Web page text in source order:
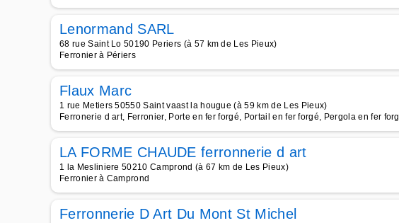
Lenormand SARL
68 rue Saint Lo 50190 Periers (à 57 km de Les Pieux)
Ferronier à Périers
Flaux Marc
1 rue Metiers 50550 Saint vaast la hougue (à 59 km de Les Pieux)
Ferronerie d art, Ferronier, Porte en fer forgé, Portail en fer forgé, Pergola en fer forg
LA FORME CHAUDE ferronnerie d art
1 la Mesliniere 50210 Camprond (à 67 km de Les Pieux)
Ferronier à Camprond
Ferronnerie D Art Du Mont St Michel